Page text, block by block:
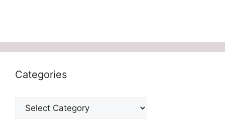
Categories
Categories